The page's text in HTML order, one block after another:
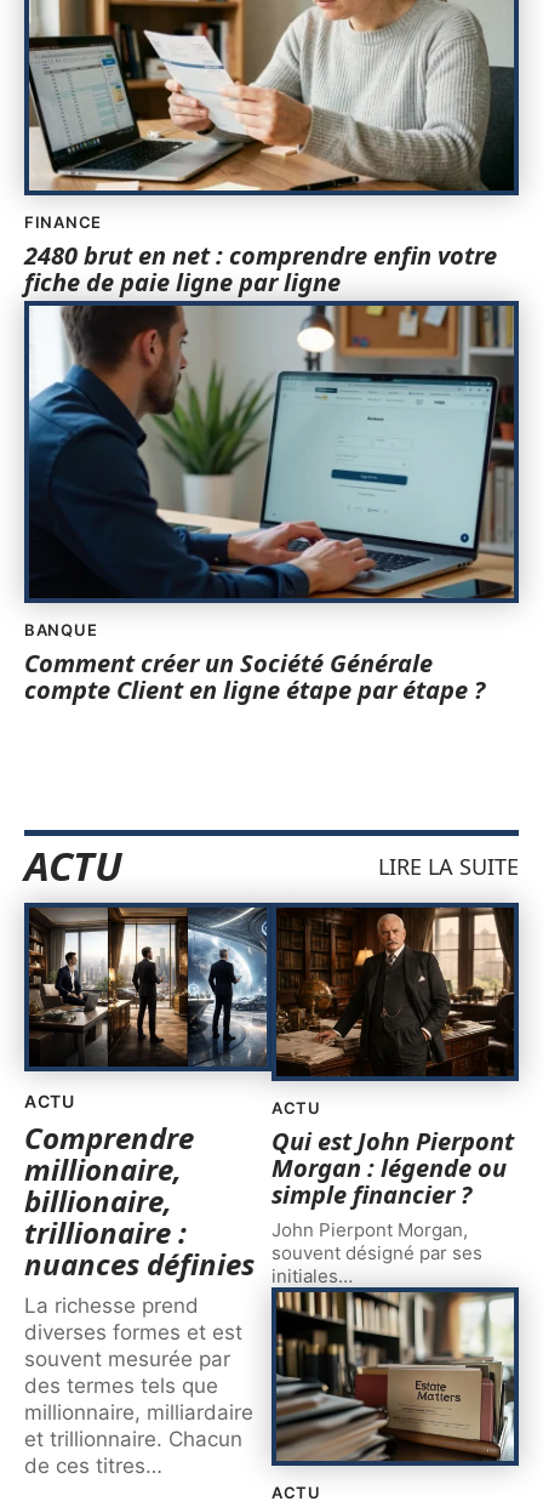
FINANCE
2480 brut en net : comprendre enfin votre
fiche de paie ligne par ligne
BANQUE
Comment créer un Société Générale
compte Client en ligne étape par étape ?
ACTU LIRE LA SUITE
ACTU
Comprendre
millionaire,
billionaire,
trillionaire :
nuances définies
La richesse prend
diverses formes et est
souvent mesurée par
des termes tels que
millionnaire, milliardaire
et trillionnaire. Chacun
de ces titres…
ACTU
Qui est John Pierpont
Morgan : légende ou
simple financier ?
John Pierpont Morgan,
souvent désigné par ses
initiales…
ACTU